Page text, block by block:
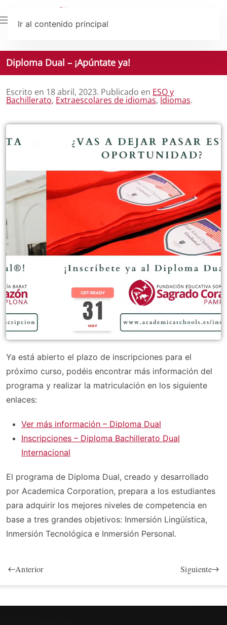
Ir al contenido principal
Diploma Dual – ¡Apúntate ya!
Escrito en 18 abril, 2023. Publicado en ESO y
Bachillerato, Extraescolares de idiomas, Idiomas.
Ya está abierto el plazo de inscripciones para el
próximo curso, podéis encontrar más información del
programa y realizar la matriculación en los siguiente
enlaces:
Ver más información – Diploma Dual
Inscripciones – Diploma Bachillerato Dual
Internacional
El programa de Diploma Dual, creado y desarrollado
por Academica Corporation, prepara a los estudiantes
para adquirir los mejores niveles de competencia en
base a tres grandes objetivos: Inmersión Lingüística,
Inmersión Tecnológica e Inmersión Personal.
Anterior Siguiente